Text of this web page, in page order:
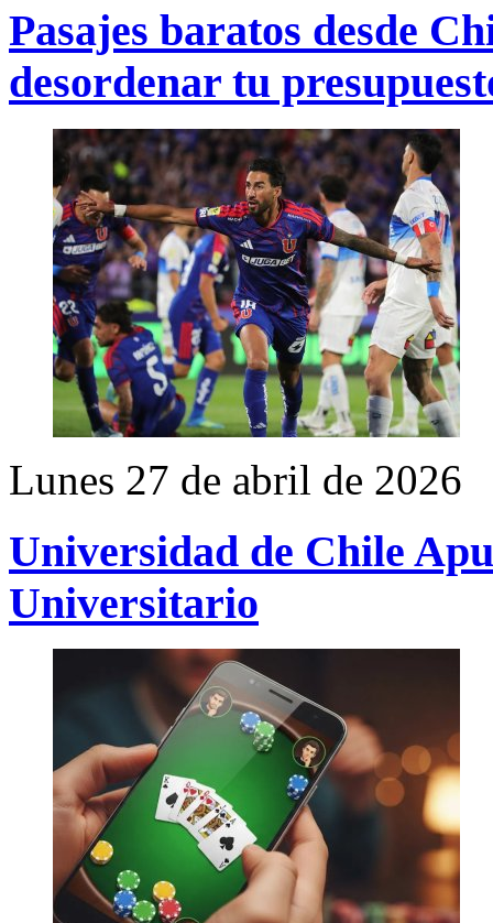
Pasajes baratos desde
desordenar tu
Lunes 27 de abril de 2026
Universidad de Chile
Universitario